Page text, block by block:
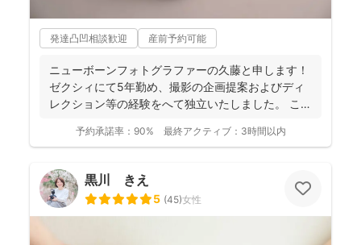
発達凸凹相談歓迎 産前予約可能
ニューボーンフォトグラファーの久藤と申します！
ゼクシィにて5年勤め、撮影の企画提案およびディ
レクション等の経験をへて独立いたしました。 これ
予約承諾率： 90% 最終アクティブ： 3時間以内
黒川 きえ
5 (45)女性